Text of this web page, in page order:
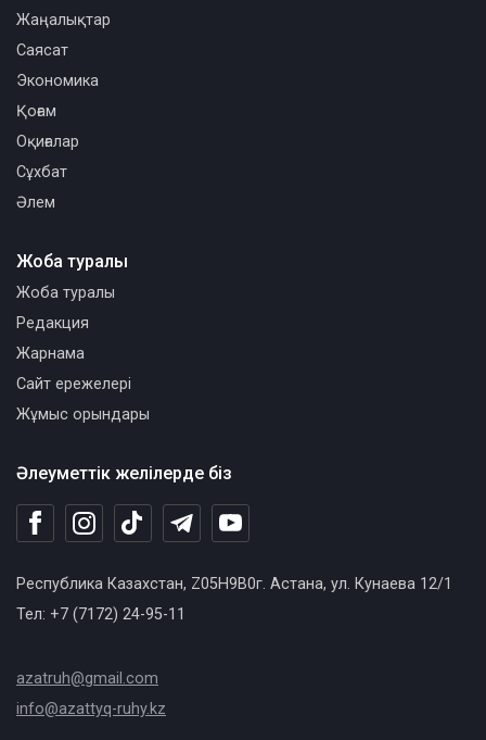
Әлеуметтік желілерде біз
Республика Казахстан, Z05H9B0г. Астана, ул. Кунаева 12/1
Тел: +7 (7172) 24-95-11
azatruh@gmail.com
info@azattyq-ruhy.kz
Жаңалықтар
Саясат
Экономика
Қоғам
Оқиғалар
Сұхбат
Әлем
Жоба туралы
Жоба туралы
Редакция
Жарнама
Сайт ережелері
Жұмыс орындары